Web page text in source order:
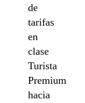
de
tarifas
en
clase
Turista
Premium
hacia